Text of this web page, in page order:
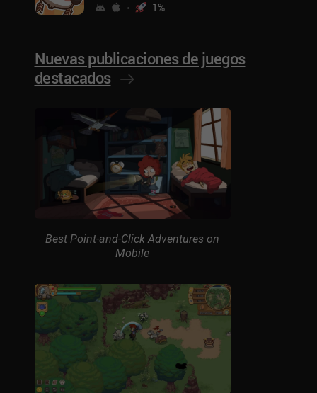
1%
Nuevas publicaciones de juegos
destacados
Best Point-and-Click Adventures on
Mobile